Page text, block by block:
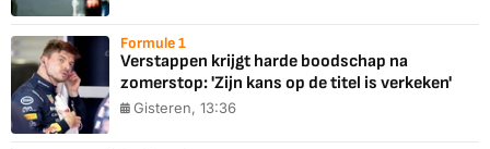
Formule 1
Verstappen krijgt harde boodschap na
zomerstop: 'Zijn kans op de titel is verkeken'
Gisteren, 13:36